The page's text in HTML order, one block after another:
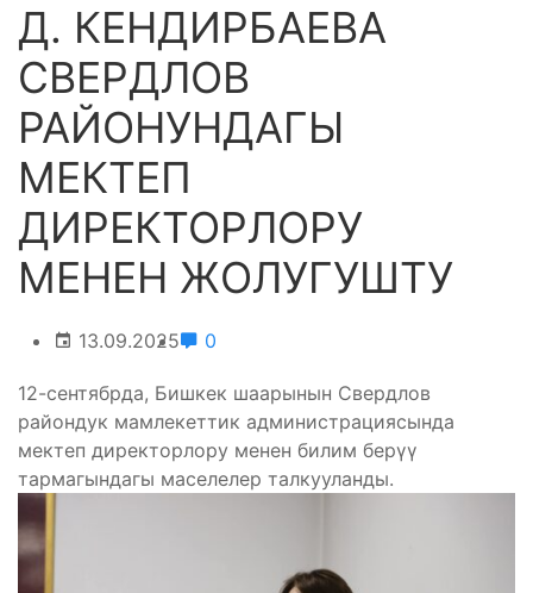
Д. КЕНДИРБАЕВА
СВЕРДЛОВ
РАЙОНУНДАГЫ
МЕКТЕП
ДИРЕКТОРЛОРУ
МЕНЕН ЖОЛУГУШТУ
13.09.2025 0
12-сентябрда, Бишкек шаарынын Свердлов
райондук мамлекеттик администрациясында
мектеп директорлору менен билим берүү
тармагындагы маселелер талкууланды.